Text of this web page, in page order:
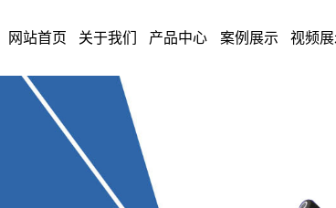
网站首页 关于我们 产品中心 案例展示 视频